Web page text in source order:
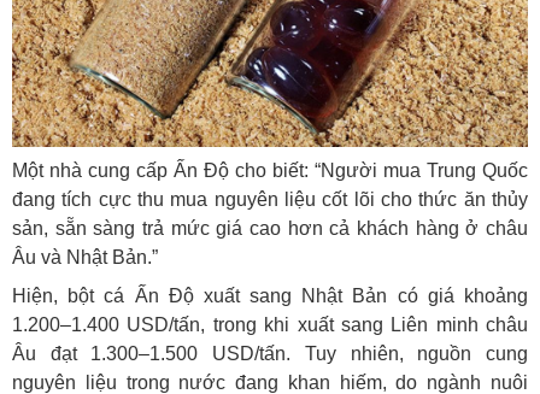
Một nhà cung cấp Ấn Độ cho biết: “Người mua Trung Quốc
đang tích cực thu mua nguyên liệu cốt lõi cho thức ăn thủy
sản, sẵn sàng trả mức giá cao hơn cả khách hàng ở châu
Âu và Nhật Bản.”
Hiện, bột cá Ấn Độ xuất sang Nhật Bản có giá khoảng
1.200–1.400 USD/tấn, trong khi xuất sang Liên minh châu
Âu đạt 1.300–1.500 USD/tấn. Tuy nhiên, nguồn cung
nguyên liệu trong nước đang khan hiếm, do ngành nuôi